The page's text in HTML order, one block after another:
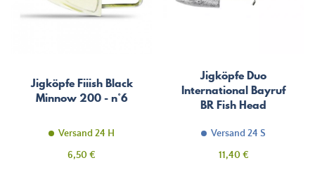
Jigköpfe Fiiish Black
Minnow 200 - n°6
Versand 24 H
Preis
6,50 €
Jigköpfe Duo
International Bayruf
BR Fish Head
Versand 24 S
Preis
11,40 €